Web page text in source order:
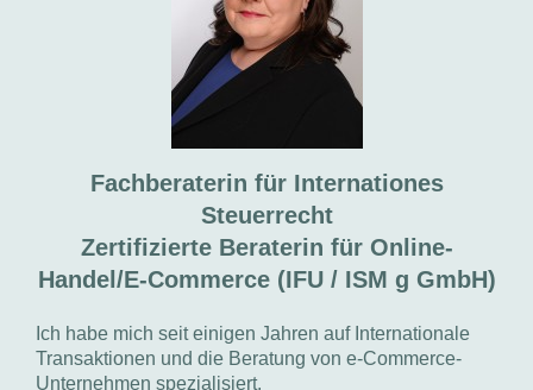
Fachberaterin für Internationes
Steuerrecht
Zertifizierte Beraterin für Online-
Handel/E-Commerce (IFU / ISM g GmbH)
Ich habe mich seit einigen Jahren auf Internationale
Transaktionen und die Beratung von e-Commerce-
Unternehmen spezialisiert.